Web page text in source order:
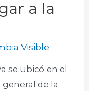
a la
Visible
se ubicó en el
de la